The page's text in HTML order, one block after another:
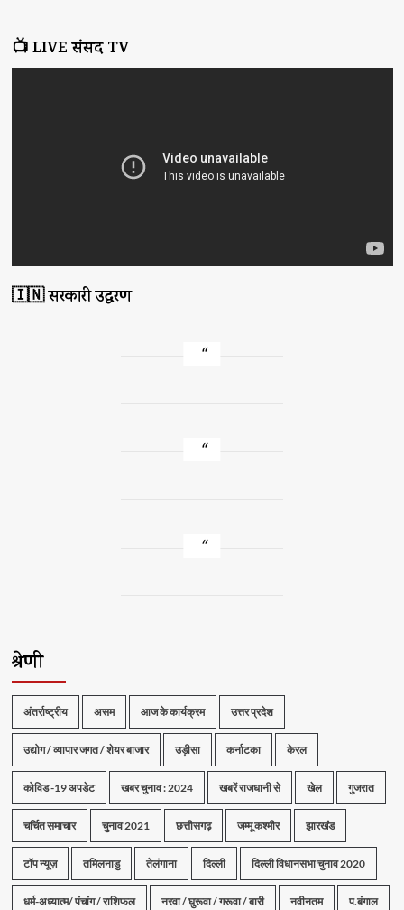
📺 LIVE संसद TV
🇮🇳 सरकारी उद्धरण
श्रेणी
अंतर्राष्ट्रीय असम आज के कार्यक्रम उत्तर प्रदेश
उद्योग / व्यापार जगत / शेयर बाजार उड़ीसा कर्नाटका केरल
कोविड -19 अपडेट खबर चुनाव : 2024 खबरें राजधानी से खेल गुजरात
चर्चित समाचार चुनाव 2021 छत्तीसगढ़ जम्मू कश्मीर झारखंड
टॉप न्यूज़ तमिलनाडु तेलंगाना दिल्ली दिल्ली विधानसभा चुनाव 2020
धर्म-अध्यात्म/ पंचांग / राशिफल नरवा / घुरूवा / गरूवा / बारी नवीनतम प.बंगाल